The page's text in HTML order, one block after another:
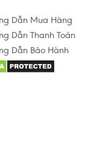
Dẫn Mua Hàng
Dẫn Thanh Toán
Dẫn Bảo Hành